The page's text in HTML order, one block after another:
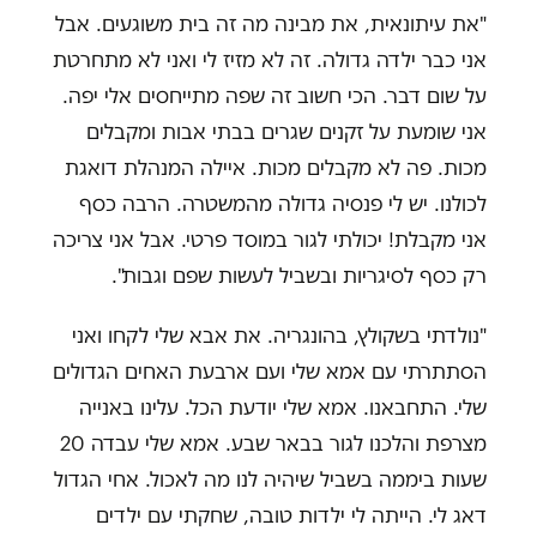
"את עיתונאית, את מבינה מה זה בית משוגעים. אבל
אני כבר ילדה גדולה. זה לא מזיז לי ואני לא מתחרטת
על שום דבר. הכי חשוב זה שפה מתייחסים אלי יפה.
אני שומעת על זקנים שגרים בבתי אבות ומקבלים
מכות. פה לא מקבלים מכות. איילה המנהלת דואגת
לכולנו. יש לי פנסיה גדולה מהמשטרה. הרבה כסף
אני מקבלת! יכולתי לגור במוסד פרטי. אבל אני צריכה
רק כסף לסיגריות ובשביל לעשות שפם וגבות".
"נולדתי בשקולץ, בהונגריה. את אבא שלי לקחו ואני
הסתתרתי עם אמא שלי ועם ארבעת האחים הגדולים
שלי. התחבאנו. אמא שלי יודעת הכל. עלינו באנייה
מצרפת והלכנו לגור בבאר שבע. אמא שלי עבדה 20
שעות ביממה בשביל שיהיה לנו מה לאכול. אחי הגדול
דאג לי. הייתה לי ילדות טובה, שחקתי עם ילדים